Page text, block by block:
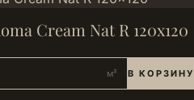
Cream Nat R 120x120
м² В КОРЗИНУ